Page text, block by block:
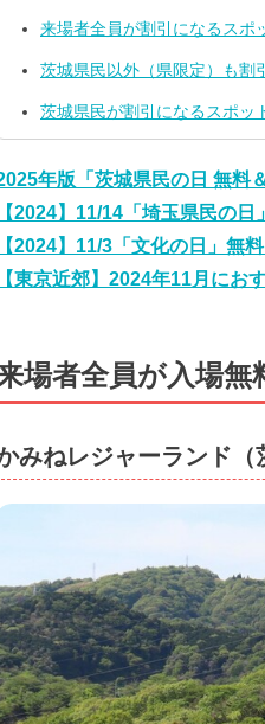
来場者全員が割引になるスポ
茨城県民以外（県限定）も割
茨城県民が割引になるスポッ
年版「茨城県民の日 無料
【2024】11/14「埼玉県民の
【2024】11/3「文化の日」
【東京近郊】2024年11月にお
場者全員が入場無
みねレジャーランド（